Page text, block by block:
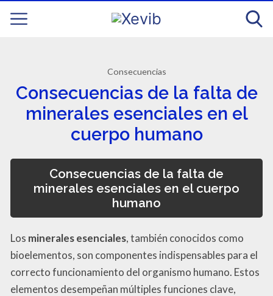
Consecuencias
Consecuencias de la falta de
minerales esenciales en el
cuerpo humano
Consecuencias de la falta de
minerales esenciales en el cuerpo
humano
Los minerales esenciales, también conocidos como
bioelementos, son componentes indispensables para el
correcto funcionamiento del organismo humano. Estos
elementos desempeñan múltiples funciones clave,